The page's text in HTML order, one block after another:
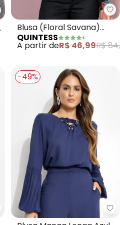
- Blusa (Espinha de
Blusa (Floral Savana)
com Mangas Bufantes
QUINTESS
A partir deR$ 46,99R$
- Blusa (Verde) em
-49%